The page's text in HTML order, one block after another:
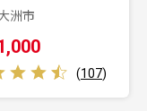
洲市
(107)